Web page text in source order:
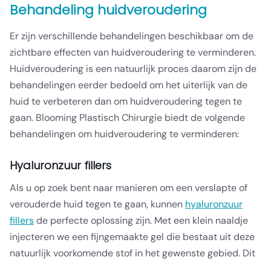
Behandeling huidveroudering
Er zijn verschillende behandelingen beschikbaar om de
zichtbare effecten van huidveroudering te verminderen.
Huidveroudering is een natuurlijk proces daarom zijn de
behandelingen eerder bedoeld om het uiterlijk van de
huid te verbeteren dan om huidveroudering tegen te
gaan. Blooming Plastisch Chirurgie biedt de volgende
behandelingen om huidveroudering te verminderen:
Hyaluronzuur fillers
Als u op zoek bent naar manieren om een verslapte of
verouderde huid tegen te gaan, kunnen hyaluronzuur
fillersde perfecte oplossing zijn. Met een klein naaldje
injecteren we een fijngemaakte gel die bestaat uit deze
natuurlijk voorkomende stof in het gewenste gebied. Dit